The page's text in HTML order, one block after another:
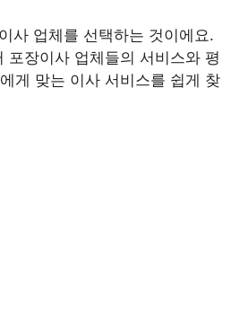
사 업체를 선택하는 것이에요.
장이사 업체들의 서비스와 평
게 맞는 이사 서비스를 쉽게 찾